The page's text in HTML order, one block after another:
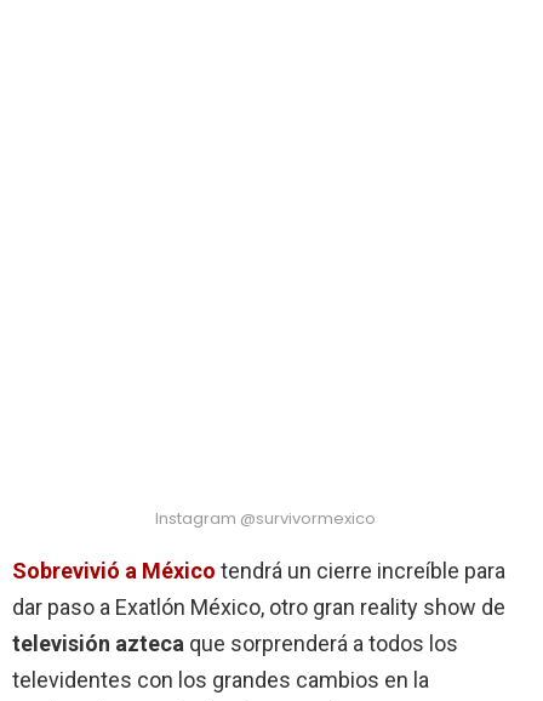
Instagram @survivormexico
Sobrevivió a México tendrá un cierre increíble para
dar paso a Exatlón México, otro gran reality show de
televisión azteca que sorprenderá a todos los
televidentes con los grandes cambios en la